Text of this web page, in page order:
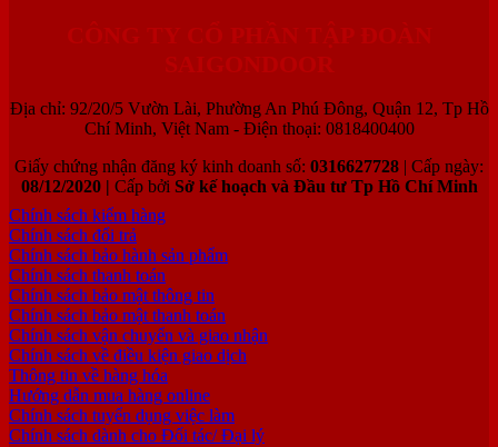
Địa chỉ: 92/20/5 Vườn Lài, Phường An Phú Đông, Quận 12, Tp Hồ
Chí Minh, Việt Nam - Điện thoại: 0818400400
Giấy chứng nhận đăng ký kinh doanh số: 0316627728 | Cấp ngày:
08/12/2020 |
Cấp bởi Sở kế hoạch và Đầu tư Tp Hồ Chí Minh
Chính sách kiểm hàng
Chính sách đổi trả
Chính sách bảo hành sản phẩm
Chính sách thanh toán
Chính sách bảo mật thông tin
Chính sách bảo mật thanh toán
Chính sách vận chuyển và giao nhận
Chính sách về điều kiện giao dịch
Thông tin về hàng hóa
Hướng dẫn mua hàng online
Chính sách tuyển dụng việc làm
Chính sách dành cho Đối tác/ Đại lý